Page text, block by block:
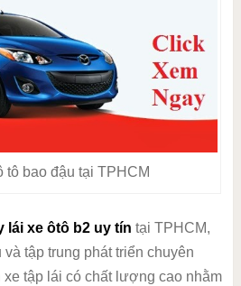
tô bao đậu tại TPHCM
lái xe ôtô b2 uy tín tại TPHCM,
tập trung phát triển chuyên
xe tập lái có chất lượng cao nhằm